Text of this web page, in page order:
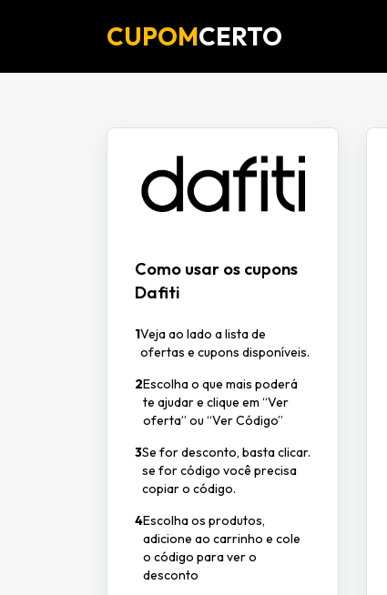
CUPOMCERTO
Como usar os cupons
Dafiti
1Veja ao lado a lista de
ofertas e cupons disponíveis.
2Escolha o que mais poderá
te ajudar e clique em “Ver
oferta” ou “Ver Código”
3Se for desconto, basta clicar.
se for código você precisa
copiar o código.
4Escolha os produtos,
adicione ao carrinho e cole
o código para ver o
desconto